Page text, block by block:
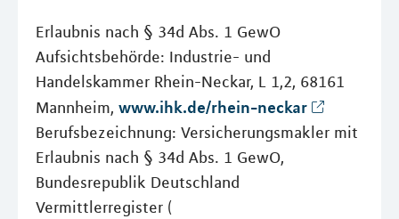
Erlaubnis nach § 34d Abs. 1 GewO
Aufsichtsbehörde: Industrie- und
Handelskammer Rhein-Neckar, L 1,2, 68161
Mannheim, www.ihk.de/rhein-neckar
Berufsbezeichnung: Versicherungsmakler mit
Erlaubnis nach § 34d Abs. 1 GewO,
Bundesrepublik Deutschland
Vermittlerregister (